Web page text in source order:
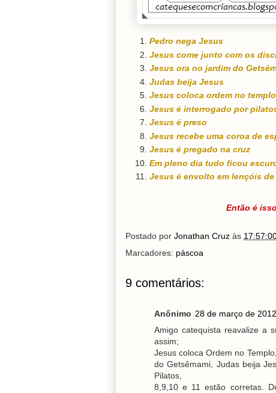
Pedro nega Jesus
Jesus come junto com os
Jesus ora no jardim do
Judas beija Jesus
Jesus coloca ordem no templo
Jesus é interrogado por
Jesus é preso
Jesus recebe uma coroa de
Jesus é pregado na cruz
Em pleno dia tudo ficou
Jesus é envolto em lençóis
Então é
Postado por Jonathan Cruz às
Marcadores: páscoa
9 comentários:
Anônimo 28 de março de
Amigo catequista reavalize a
assim;
Jesus coloca Ordem no
do Getsêmami, Judas beija
Pilatos,
8,9,10 e 11 estão corretas.